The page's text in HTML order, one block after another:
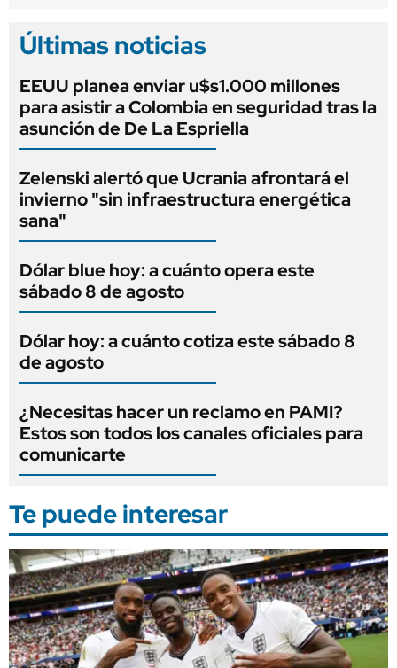
Últimas noticias
EEUU planea enviar u$s1.000 millones
para asistir a Colombia en seguridad tras la
asunción de De La Espriella
Zelenski alertó que Ucrania afrontará el
invierno "sin infraestructura energética
sana"
Dólar blue hoy: a cuánto opera este
sábado 8 de agosto
Dólar hoy: a cuánto cotiza este sábado 8
de agosto
¿Necesitas hacer un reclamo en PAMI?
Estos son todos los canales oficiales para
comunicarte
Te puede interesar